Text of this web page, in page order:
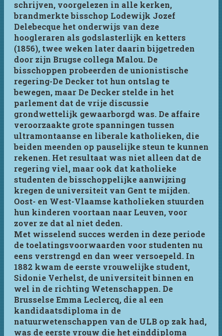
schrijven, voorgelezen in alle kerken,
brandmerkte bisschop Lodewijk Jozef
Delebecque het onderwijs van deze
hoogleraren als godslasterlijk en ketters
(1856), twee weken later daarin bijgetreden
door zijn Brugse collega Malou. De
bisschoppen probeerden de unionistische
regering-De Decker tot hun ontslag te
bewegen, maar De Decker stelde in het
parlement dat de vrije discussie
grondwettelijk gewaarborgd was. De affaire
veroorzaakte grote spanningen tussen
ultramontaanse en liberale katholieken, die
beiden meenden op pauselijke steun te kunnen
rekenen. Het resultaat was niet alleen dat de
regering viel, maar ook dat katholieke
studenten de bisschoppelijke aanwijzing
kregen de universiteit van Gent te mijden.
Oost- en West-Vlaamse katholieken stuurden
hun kinderen voortaan naar Leuven, voor
zover ze dat al niet deden.
Met wisselend succes werden in deze periode
de toelatingsvoorwaarden voor studenten nu
eens verstrengd en dan weer versoepeld. In
1882 kwam de eerste vrouwelijke student,
Sidonie Verhelst, de universiteit binnen en
wel in de richting Wetenschappen. De
Brusselse Emma Leclercq, die al een
kandidaatsdiploma in de
natuurwetenschappen van de ULB op zak had,
was de eerste vrouw die het einddiploma